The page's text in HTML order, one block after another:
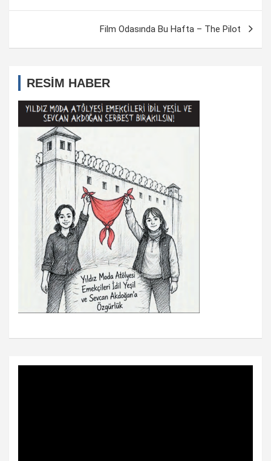
Film Odasında Bu Hafta – The Pilot
RESİM HABER